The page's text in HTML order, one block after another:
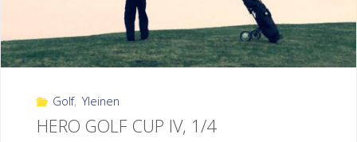
Golf, Yleinen
HERO GOLF CUP IV, 1/4